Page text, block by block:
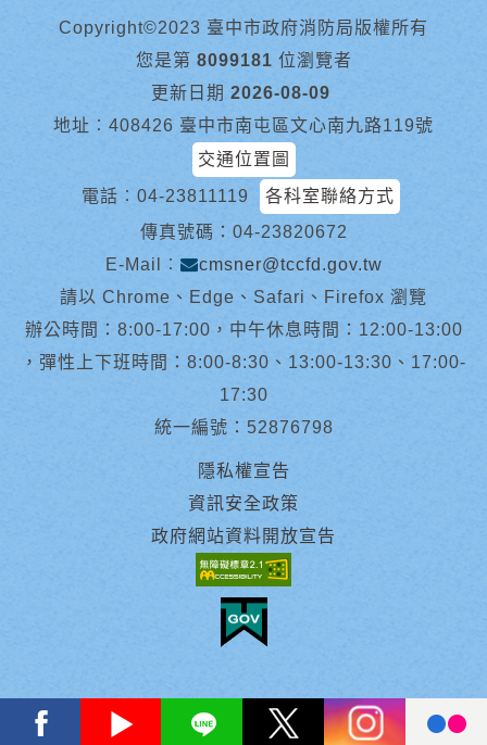
Copyright©2023 臺中市政府消防局版權所有
您是第 8099181 位瀏覽者
更新日期 2026-08-09
地址︰408426 臺中市南屯區文心南九路119號
交通位置圖
電話︰ 04-23811119
各科室聯絡方式
傳真號碼：04-23820672
E-Mail︰
cmsner@tccfd.gov.tw
請以 Chrome、Edge、Safari、Firefox 瀏覽
辦公時間：8:00-17:00，中午休息時間：12:00-13:00
，彈性上下班時間：8:00-8:30、13:00-13:30、17:00-
17:30
統一編號：52876798
隱私權宣告
資訊安全政策
政府網站資料開放宣告
facebook youtube Line X instagram